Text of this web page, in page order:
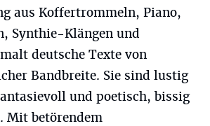
aus Koffertrommeln, Piano,
Synthie-Klängen und
deutsche Texte von
Bandbreite. Sie sind lustig
und poetisch, bissig
Mit betörendem